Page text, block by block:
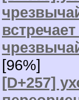
[96%]
[D+257]